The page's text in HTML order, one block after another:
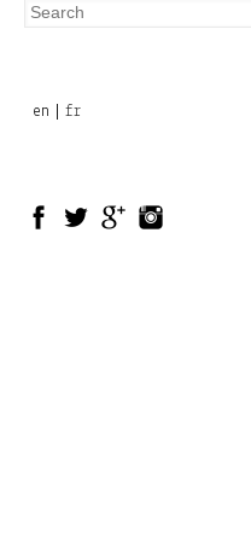
Search
en fr